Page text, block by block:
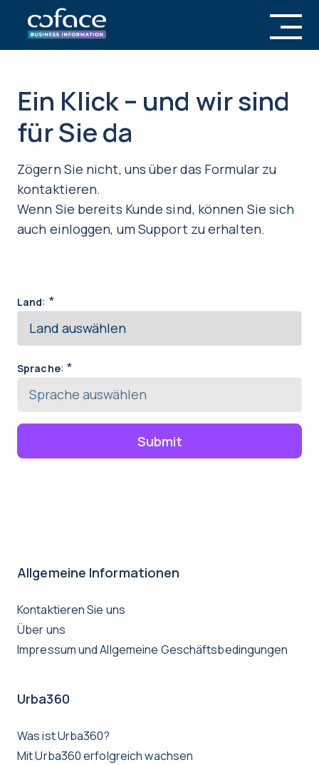
Ein Klick – und wir sind
für Sie da
Zögern Sie nicht, uns über das Formular zu
kontaktieren.
Wenn Sie bereits Kunde sind, können Sie sich
auch einloggen, um Support zu erhalten.
Land: *
Sprache: *
Submit
Allgemeine Informationen
Kontaktieren Sie uns
Über uns
Impressum und Allgemeine Geschäftsbedingungen
Urba360
Was ist Urba360?
Mit Urba360 erfolgreich wachsen